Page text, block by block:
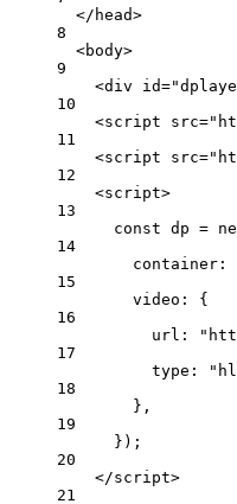
</ head>
8
<body>
9
<div id=
10
<script src=
11
<script src=
12
<script>
13
const dp =
14
container:
15
video: {
16
url:
17
type:
18
},
19
});
20
</script>
21